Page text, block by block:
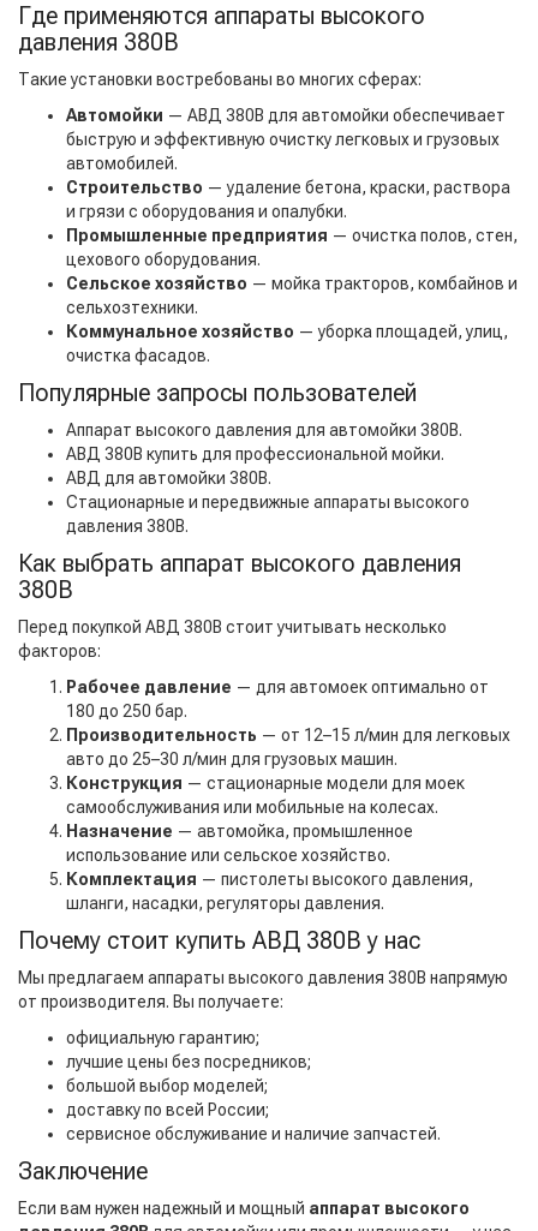
Где применяются аппараты высокого
давления 380В
Такие установки востребованы во многих сферах:
Автомойки — АВД 380В для автомойки обеспечивает
быструю и эффективную очистку легковых и грузовых
автомобилей.
Строительство — удаление бетона, краски, раствора
и грязи с оборудования и опалубки.
Промышленные предприятия — очистка полов, стен,
цехового оборудования.
Сельское хозяйство — мойка тракторов, комбайнов и
сельхозтехники.
Коммунальное хозяйство — уборка площадей, улиц,
очистка фасадов.
Популярные запросы пользователей
Аппарат высокого давления для автомойки 380В.
АВД 380В купить для профессиональной мойки.
АВД для автомойки 380В.
Стационарные и передвижные аппараты высокого
давления 380В.
Как выбрать аппарат высокого давления
380В
Перед покупкой АВД 380В стоит учитывать несколько
факторов:
Рабочее давление — для автомоек оптимально от
180 до 250 бар.
Производительность — от 12–15 л/мин для легковых
авто до 25–30 л/мин для грузовых машин.
Конструкция — стационарные модели для моек
самообслуживания или мобильные на колесах.
Назначение — автомойка, промышленное
использование или сельское хозяйство.
Комплектация — пистолеты высокого давления,
шланги, насадки, регуляторы давления.
Почему стоит купить АВД 380В у нас
Мы предлагаем аппараты высокого давления 380В напрямую
от производителя. Вы получаете:
официальную гарантию;
лучшие цены без посредников;
большой выбор моделей;
доставку по всей России;
сервисное обслуживание и наличие запчастей.
Заключение
Если вам нужен надежный и мощный аппарат высокого